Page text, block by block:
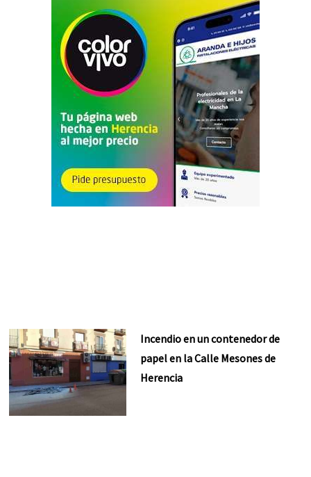
Incendio en un contenedor de
papel en la Calle Mesones de
Herencia